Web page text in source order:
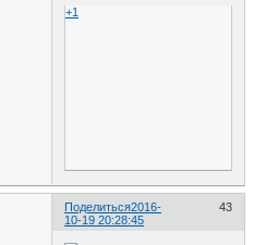
+1
Поделиться 43
2016-
10-19 20:28:45